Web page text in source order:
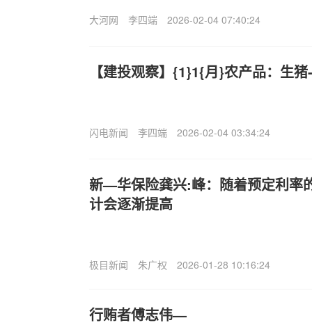
大河网 李四端 2026-02-04 07:40:24
【建投观察】{1}1{月}农产品：生
闪电新闻 李四端 2026-02-04 03:34:24
新—华保险龚兴:峰：随着预定利率
计会逐渐提高
极目新闻 朱广权 2026-01-28 10:16:24
行贿者傅志伟—